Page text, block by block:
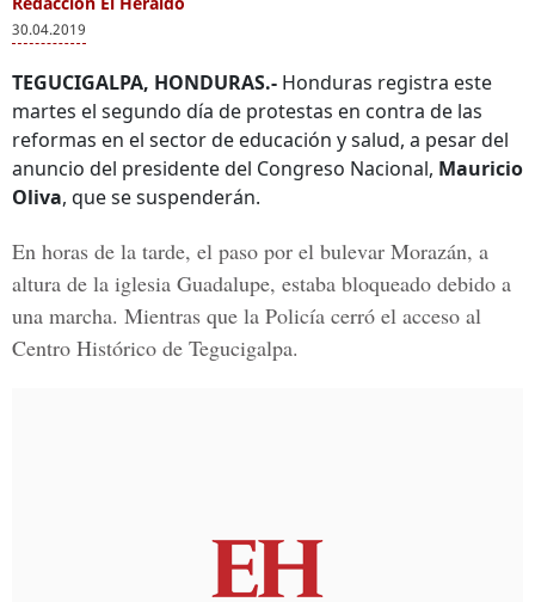
30.04.2019
TEGUCIGALPA, HONDURAS.- Honduras registra este
martes el segundo día de protestas en contra de las
reformas en el sector de educación y salud, a pesar del
anuncio del presidente del Congreso Nacional, Mauricio
Oliva, que se suspenderán.
En horas de la tarde, el paso por el bulevar Morazán, a
altura de la iglesia Guadalupe, estaba bloqueado debido a
una marcha. Mientras que la Policía cerró el acceso al
Centro Histórico de Tegucigalpa.